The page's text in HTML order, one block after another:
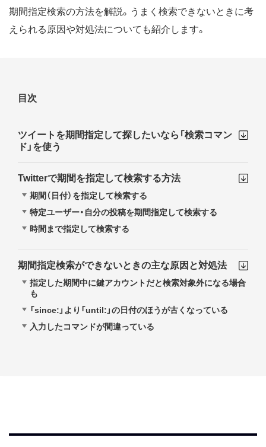
期間指定検索の方法を解説。うまく検索できないときに考
えられる原因や対処法についても紹介します。
目次
ツイートを期間指定して探したいなら「検索コマン
ド」を使う
Twitterで期間を指定して検索する方法
期間（日付）を指定して検索する
特定ユーザー・自分の投稿を期間指定して検索する
時間まで指定して検索する
期間指定検索ができないときの主な原因と対処法
指定した期間中に鍵アカウントだと検索対象外になる場合
も
「since:」より「until:」の日付のほうが古くなっている
入力したコマンドが間違っている